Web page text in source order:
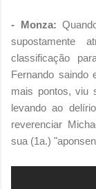
- Monza:
supostamente
classificação
Fernando saindo
mais pontos, viu
levando ao
reverenciar
sua (1a.)